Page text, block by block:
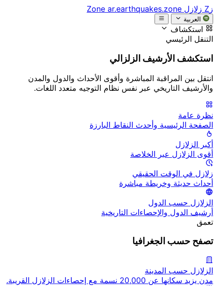
زZ زلازل Zone ar.earthquakes.zone
العربية
استكشاف
التنقل الرئيسي
استكشف الأرشيف الزلزالي
انتقل بين المراقبة المباشرة وأقوى الأحداث والدول والمدن
والأرشيف التاريخي عبر نفس نظام التوجيه متعدد اللغات.
نظرة عامة
الصفحة الرئيسية وأحدث النقاط البارزة
أكبر الزلازل
أقوى الزلازل عبر الخلاصة
زلازل في الوقت الحقيقي
أحداث حديثة وخريطة مباشرة
الزلازل حسب الدول
أرشيف الدول والإحصاءات التاريخية
تعمق
تصفح حسب الجغرافيا
الزلازل حسب المدينة
مدن يزيد سكانها عن 20,000 نسمة مع إحصاءات الزلازل القريبة.